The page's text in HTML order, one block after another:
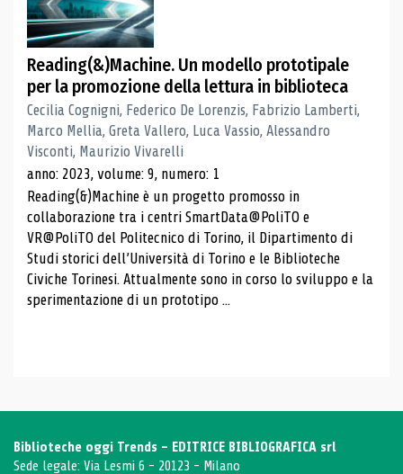
Reading(&)Machine. Un modello prototipale
per la promozione della lettura in biblioteca
Cecilia Cognigni, Federico De Lorenzis, Fabrizio Lamberti,
Marco Mellia, Greta Vallero, Luca Vassio, Alessandro
Visconti, Maurizio Vivarelli
anno: 2023, volume: 9, numero: 1
Reading(&)Machine è un progetto promosso in
collaborazione tra i centri SmartData@PoliTO e
VR@PoliTO del Politecnico di Torino, il Dipartimento di
Studi storici dell’Università di Torino e le Biblioteche
Civiche Torinesi. Attualmente sono in corso lo sviluppo e la
sperimentazione di un prototipo ...
Biblioteche oggi Trends - EDITRICE BIBLIOGRAFICA srl
Sede legale: Via Lesmi 6 - 20123 - Milano